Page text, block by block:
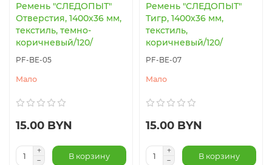
Ремень "СЛЕДОПЫТ"
Отверстия, 1400х36 мм,
текстиль, темно-
коричневый/120/
PF-BE-05
Мало
15.00 BYN
В корзину
Ремень "СЛЕДОПЫТ"
Тигр, 1400х36 мм,
текстиль,
коричневый/120/
PF-BE-07
Мало
15.00 BYN
В корзину